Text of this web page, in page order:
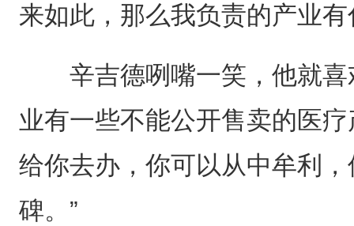
来如此，那么我负责的产业
辛吉德咧嘴一笑，他就喜
业有一些不能公开售卖的医
给你去办，你可以从中牟利
碑。”